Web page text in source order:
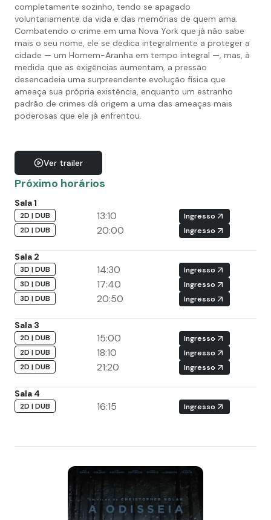
completamente sozinho, tendo se apagado
voluntariamente da vida e das memórias de quem ama.
Combatendo o crime em uma Nova York que já não sabe
mais o seu nome, ele se dedica integralmente a proteger a
cidade — um Homem-Aranha em tempo integral —, mas, à
medida que as exigências aumentam, a pressão
desencadeia uma surpreendente evolução física que
ameaça sua própria existência, enquanto um estranho
padrão de crimes dá origem a uma das ameaças mais
poderosas que ele já enfrentou.
Ver trailer
Próximo horários
Sala 1
2D | DUB 13:10
Ingresso
2D | DUB
20:00 Ingresso
Sala 2
3D | DUB 14:30
Ingresso
3D | DUB
17:40
Ingresso
3D | DUB
20:50 Ingresso
Sala 3
2D | DUB 15:00
Ingresso
2D | DUB
18:10
Ingresso
2D | DUB
21:20 Ingresso
Sala 4
2D | DUB 16:15 Ingresso